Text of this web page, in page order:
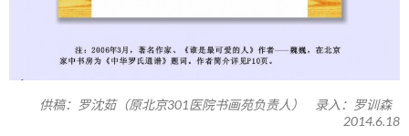
供稿：罗沈茹（原北京301医院书画苑负责人） 录入：罗训森
2014.6.18